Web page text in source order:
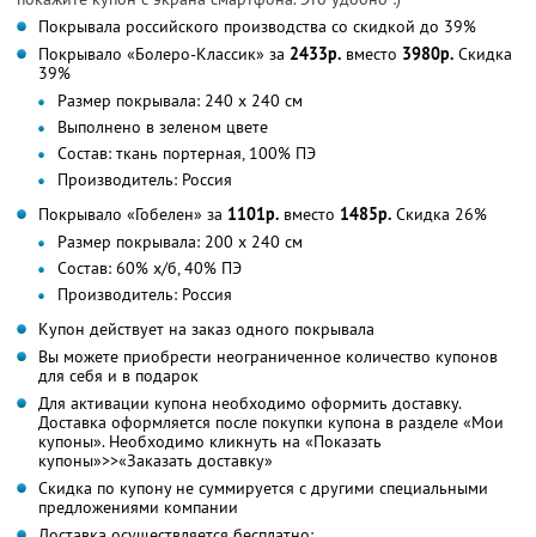
Покрывала российского производства со скидкой до 39%
Покрывало «Болеро-Классик» за 2433р. вместо 3980р. Скидка
39%
Размер покрывала: 240 x 240 см
Выполнено в зеленом цвете
Состав: ткань портерная, 100% ПЭ
Производитель: Россия
Покрывало «Гобелен» за 1101р. вместо 1485р. Скидка 26%
Размер покрывала: 200 х 240 см
Состав: 60% х/б, 40% ПЭ
Производитель: Россия
Купон действует на заказ одного покрывала
Вы можете приобрести неограниченное количество купонов
для себя и в подарок
Для активации купона необходимо оформить доставку.
Доставка оформляется после покупки купона в разделе «Мои
купоны». Необходимо кликнуть на «Показать
купоны»>>«Заказать доставку»
Скидка по купону не суммируется с другими специальными
предложениями компании